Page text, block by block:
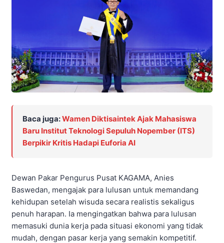
Baca juga:Wamen Diktisaintek Ajak Mahasiswa
Baru Institut Teknologi Sepuluh Nopember (ITS)
Berpikir Kritis Hadapi Euforia AI
Dewan Pakar Pengurus Pusat KAGAMA, Anies
Baswedan, mengajak para lulusan untuk memandang
kehidupan setelah wisuda secara realistis sekaligus
penuh harapan. Ia mengingatkan bahwa para lulusan
memasuki dunia kerja pada situasi ekonomi yang tidak
mudah, dengan pasar kerja yang semakin kompetitif.